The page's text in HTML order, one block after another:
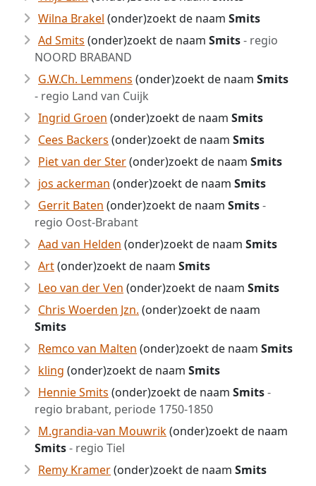
Wilna Brakel (onder)zoekt de naam Smits
Ad Smits (onder)zoekt de naam Smits- regio
NOORD BRABAND
G.W.Ch. Lemmens (onder)zoekt de naam Smits
- regio Land van Cuijk
Ingrid Groen (onder)zoekt de naam Smits
Cees Backers (onder)zoekt de naam Smits
Piet van der Ster(onder)zoekt de naam Smits
jos ackerman (onder)zoekt de naam Smits
Gerrit Baten (onder)zoekt de naam Smits-
regio Oost-Brabant
Aad van Helden (onder)zoekt de naam Smits
Art(onder)zoekt de naam Smits
Leo van der Ven (onder)zoekt de naam Smits
Chris Woerden Jzn. (onder)zoekt de naam
Smits
Remco van Malten (onder)zoekt de naam Smits
kling (onder)zoekt de naam Smits
Hennie Smits (onder)zoekt de naam Smits-
regio brabant, periode 1750-1850
M.grandia-van Mouwrik(onder)zoekt de naam
Smits- regio Tiel
Remy Kramer(onder)zoekt de naam Smits